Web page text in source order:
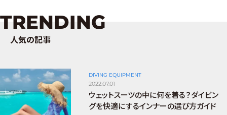
TRENDING
人気の記事
DIVING EQUIPMENT
2022.07.01
ウェットスーツの中に何を着る？ダイビン
グを快適にするインナーの選び方ガイド